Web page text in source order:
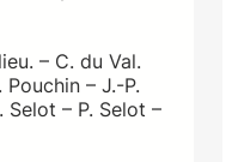
– C. du Val.
– J.-P.
Selot – P. Selot –